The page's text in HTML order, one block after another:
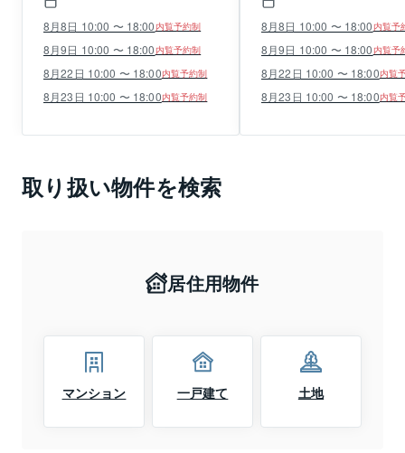
8月8日 10:00 〜 18:00 内覧予約制
8月9日 10:00 〜 18:00 内覧予約制
8月22日 10:00 〜 18:00内覧予約制
8月23日 10:00 〜 18:00内覧予約制
8月8日 10:00 〜 18:00 内覧予
8月9日 10:00 〜 18:00 内覧予
8月22日 10:00 〜 18:00内覧
8月23日 10:00 〜 18:00内覧
取り扱い物件を検索
居住用物件
マンション 一戸建て 土地